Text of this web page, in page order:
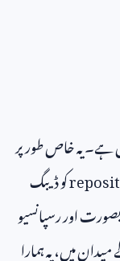
یہ خاص طور پر
کو ڈیبگ
اور رسپانسیو
میں، یہ ہمارا